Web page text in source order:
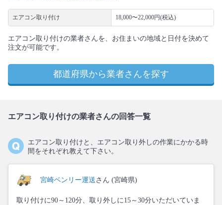
エアコン取り付け 18,000〜22,000円(税込)
エアコン取り付けの業者さんを、お住まいの地域と日付を決めて
注文が可能です。
都道府県から業者さんを探す
エアコン取り付けの業者さんの回答一覧
エアコン取り付けと、エアコン取り外しの作業にかかる時
間をそれぞれ教えて下さい。
宮崎ベンリー運送 さん (宮崎県)
取り付けに90～120分、取り外しに15～30分いただいていま